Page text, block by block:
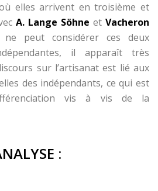
elles arrivent en troisième et
A. Lange Söhne et Vacheron
peut considérer ces deux
il apparaît très
sur l’artisanat est lié aux
des indépendants, ce qui est
vis à vis de la
: